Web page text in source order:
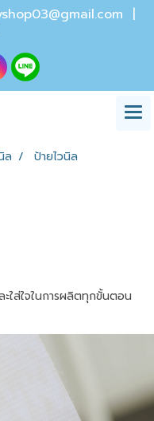
|
ล ป้ายไวนิล
ส่ใจในการผลิตทุกขั้นตอน